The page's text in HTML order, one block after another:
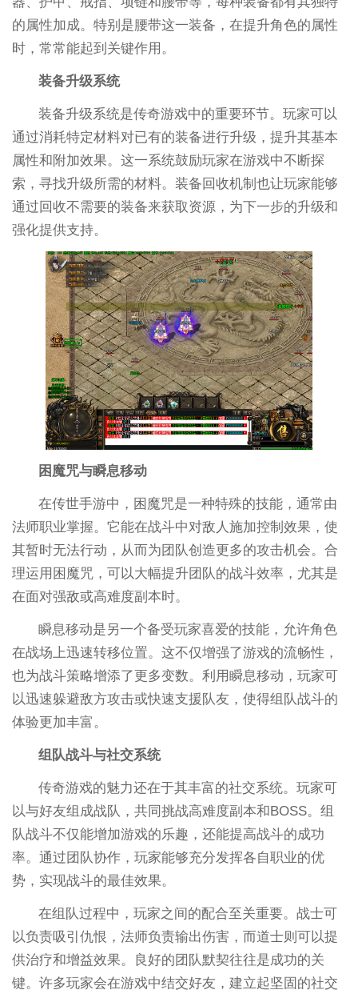
的属性加成。特别是腰带这一装备，在提升角色的属性
时，常常能起到关键作用。
装备升级系统
装备升级系统是传奇游戏中的重要环节。玩家可以
通过消耗特定材料对已有的装备进行升级，提升其基本
属性和附加效果。这一系统鼓励玩家在游戏中不断探
索，寻找升级所需的材料。装备回收机制也让玩家能够
通过回收不需要的装备来获取资源，为下一步的升级和
强化提供支持。
困魔咒与瞬息移动
在传世手游中，困魔咒是一种特殊的技能，通常由
法师职业掌握。它能在战斗中对敌人施加控制效果，使
其暂时无法行动，从而为团队创造更多的攻击机会。合
理运用困魔咒，可以大幅提升团队的战斗效率，尤其是
在面对强敌或高难度副本时。
瞬息移动是另一个备受玩家喜爱的技能，允许角色
在战场上迅速转移位置。这不仅增强了游戏的流畅性，
也为战斗策略增添了更多变数。利用瞬息移动，玩家可
以迅速躲避敌方攻击或快速支援队友，使得组队战斗的
体验更加丰富。
组队战斗与社交系统
传奇游戏的魅力还在于其丰富的社交系统。玩家可
以与好友组成战队，共同挑战高难度副本和BOSS。组
队战斗不仅能增加游戏的乐趣，还能提高战斗的成功
率。通过团队协作，玩家能够充分发挥各自职业的优
势，实现战斗的最佳效果。
在组队过程中，玩家之间的配合至关重要。战士可
以负责吸引仇恨，法师负责输出伤害，而道士则可以提
供治疗和增益效果。良好的团队默契往往是成功的关
键。许多玩家会在游戏中结交好友，建立起坚固的社交